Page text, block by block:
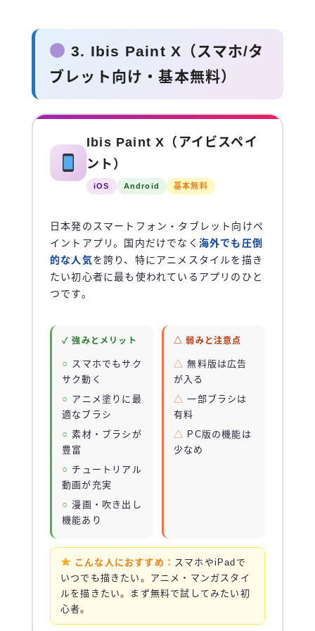
3. Ibis Paint X（スマホ/タ
ブレット向け・基本無料）
Ibis Paint X（アイビスペイ
ント）
iOS Android 基本無料
日本発のスマートフォン・タブレット向けペ
イントアプリ。国内だけでなく 海外でも圧倒
的な人気を誇り、特にアニメスタイルを描き
たい初心者に最も使われているアプリのひと
つです。
✓ 強みとメリット
スマホでもサク
サク動く
アニメ塗りに最
適なブラシ
素材・ブラシが
豊富
チュートリアル
動画が充実
漫画・吹き出し
機能あり
△ 弱みと注意点
無料版は広告
が入る
一部ブラシは
有料
PC版の機能は
少なめ
こんな人におすすめ： スマホやiPadで
いつでも描きたい。アニメ・マンガスタイ
ルを描きたい。まず無料で試してみたい初
心者。